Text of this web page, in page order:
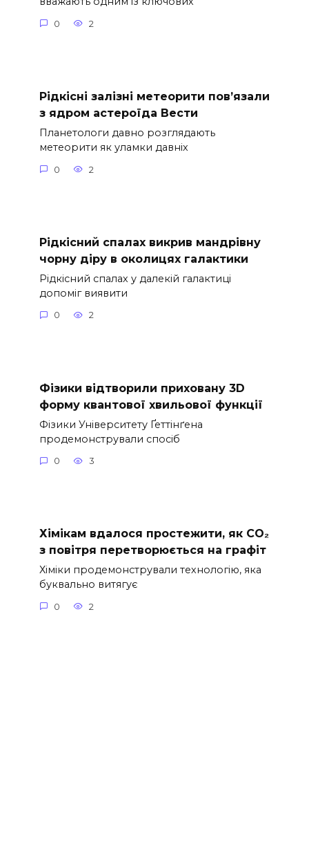
0 2
Рідкісні залізні метеорити пов’язали
з ядром астероїда Вести
Планетологи давно розглядають
метеорити як уламки давніх
0 2
Рідкісний спалах викрив мандрівну
чорну діру в околицях галактики
Рідкісний спалах у далекій галактиці
допоміг виявити
0 2
Фізики відтворили приховану 3D
форму квантової хвильової функції
Фізики Університету Ґеттінґена
продемонстрували спосіб
0 3
Хімікам вдалося простежити, як CO₂
з повітря перетворюється на графіт
Хіміки продемонстрували технологію, яка
буквально витягує
0 2